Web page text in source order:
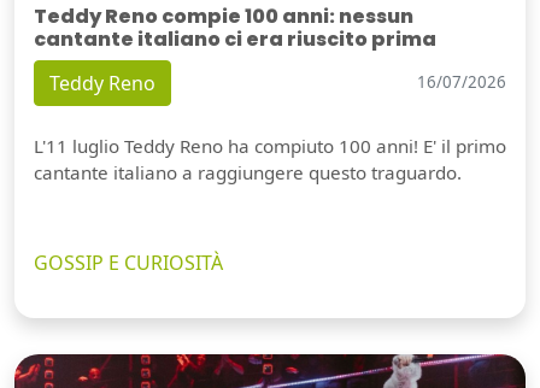
Teddy Reno compie 100 anni: nessun
cantante italiano ci era riuscito prima
Teddy Reno 16/07/2026
L'11 luglio Teddy Reno ha compiuto 100 anni! E' il primo
cantante italiano a raggiungere questo traguardo.
GOSSIP E CURIOSITÀ